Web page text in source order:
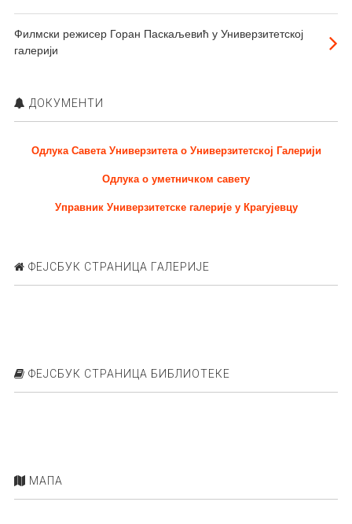
Филмски режисер Горан Паскаљевић у Универзитетској
галерији
ДОКУМЕНТИ
Одлука Савета Универзитета о Универзитетској Галерији
Одлука о уметничком савету
Управник Универзитетске галерије у Крагујевцу
ФЕЈСБУК СТРАНИЦА ГАЛЕРИЈЕ
ФЕЈСБУК СТРАНИЦА БИБЛИОТЕКЕ
МАПА